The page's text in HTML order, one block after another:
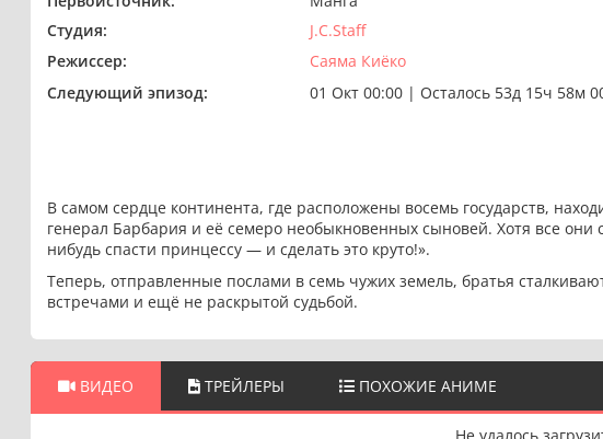
Студия:
J.C.Staff
Режиссер:
Саяма Киёко
Следующий эпизод:
01 Окт 00:00 | Осталось 53д 15ч 57м
В самом сердце континента, где расположены восемь государств,
генерал Барбария и её семеро необыкновенных сыновей. Хотя все
нибудь спасти принцессу — и сделать это круто!».
Теперь, отправленные послами в семь чужих земель, братья
встречами и ещё не раскрытой судьбой.
ВИДЕО ТРЕЙЛЕРЫ ПОХОЖИЕ АНИМЕ